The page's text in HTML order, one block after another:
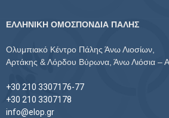
ΕΛΛΗΝΙΚΗ ΟΜΟΣΠΟΝΔΙΑ ΠΑΛΗΣ
Ολυμπιακό Κέντρο Πάλης Άνω Λιοσίων,
Αρτάκης & Λόρδου Βύρωνα, Άνω Λιόσια –
+30 210 3307176-77
+30 210 3307178
info@elop.gr